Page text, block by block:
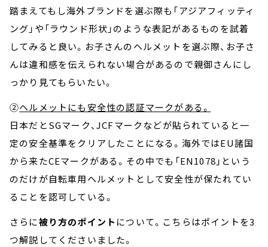
踏まえてもし海外ブランドを選ぶ際も「アジアフィッティ
ング」や「ラウンド形状」のような表記があるものを試着
してみると良い。お子さんのヘルメットを選ぶ際、お子さ
んは違和感を伝えられない場合があるので親御さんにし
っかり見てもらいたい。
②ヘルメットにも安全性の認証マークがある。
日本だとSGマーク、JCFマークなどが貼られていると一
定の安全基準をクリアしたことになる。海外ではEU諸国
から来たCEマークがある。その中でも「EN1078」という
のだけが自転車用ヘルメットとして安全性が保たれてい
ることを認可している。
さらに被り方のポイント について。こちらはポイントを3
つ解説してくださいました。